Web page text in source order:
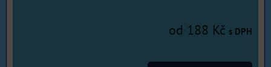
od 188 Kč s DPH